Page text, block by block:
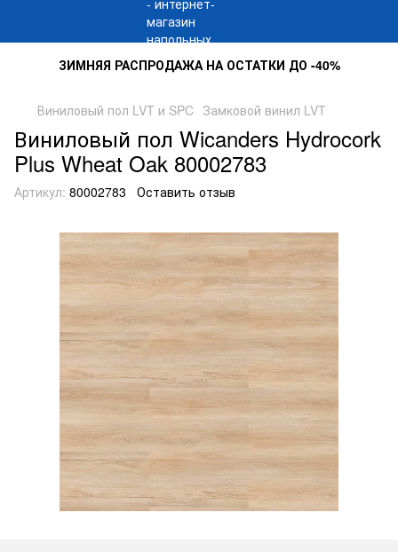
ЗИМНЯЯ РАСПРОДАЖА НА ОСТАТКИ ДО -40%
Виниловый пол LVT и SPC Замковой винил LVT
Виниловый пол Wicanders Hydrocork
Plus Wheat Oak 80002783
Артикул: 80002783 Оставить отзыв